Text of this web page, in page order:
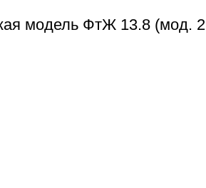
модель ФтЖ 13.8 (мод.